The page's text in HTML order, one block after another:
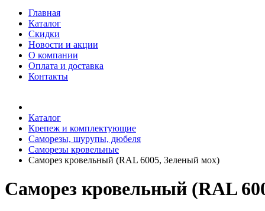
Главная
Каталог
Скидки
Новости и акции
О компании
Оплата и доставка
Контакты
Каталог
Крепеж и комплектующие
Саморезы, шурупы, дюбеля
Саморезы кровельные
Саморез кровельный (RAL 6005, Зеленый мох)
Саморез кровельный (RAL